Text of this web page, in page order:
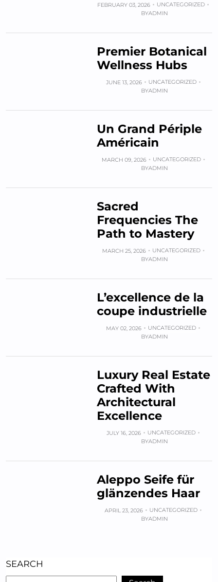
FEBRUARY 03, 2026
UNCATEGORIZED
BYADMIN
Premier Botanical
Wellness Hubs
JUNE 13, 2026
UNCATEGORIZED
BYADMIN
Un Grand Périple
Américain
MARCH 09, 2026
UNCATEGORIZED
BYADMIN
Sacred
Frequencies The
Path to Mastery
MARCH 25, 2026
UNCATEGORIZED
BYADMIN
L’excellence de la
coupe industrielle
MAY 02, 2026
UNCATEGORIZED
BYADMIN
Luxury Real Estate
Crafted With
Architectural
Excellence
JULY 16, 2026
UNCATEGORIZED
BYADMIN
Aleppo Seife für
glänzendes Haar
APRIL 23, 2026
UNCATEGORIZED
BYADMIN
SEARCH